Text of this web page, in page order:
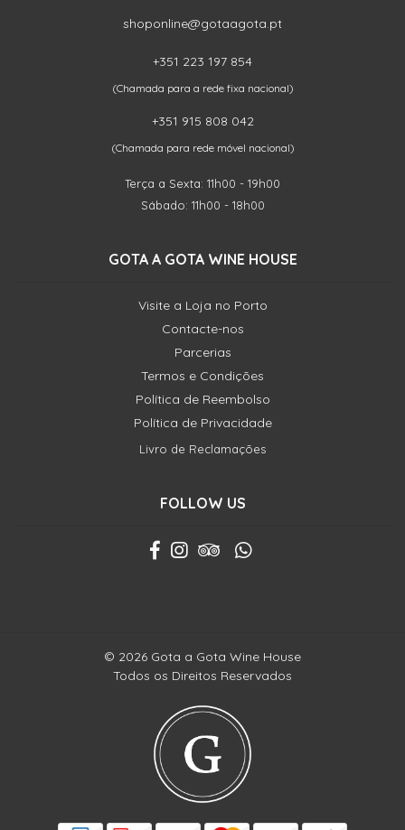
shoponline@gotaagota.pt
+351 223 197 854
(Chamada para a rede fixa nacional)
+351 915 808 042
(Chamada para rede móvel nacional)
Terça a Sexta: 11h00 - 19h00
Sábado: 11h00 - 18h00
GOTA A GOTA WINE HOUSE
Visite a Loja no Porto
Contacte-nos
Parcerias
Termos e Condições
Política de Reembolso
Política de Privacidade
Livro de Reclamações
FOLLOW US
© 2026 Gota a Gota Wine House
Todos os Direitos Reservados